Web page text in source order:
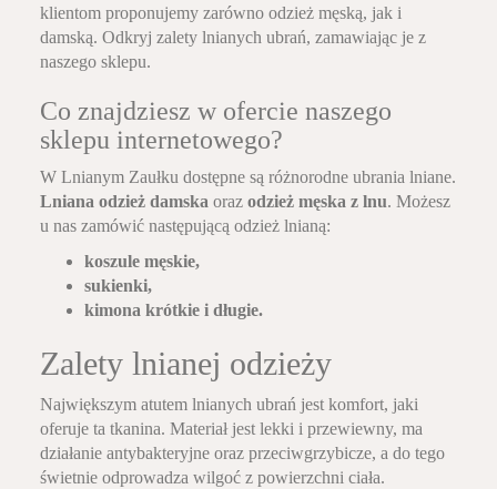
klientom proponujemy zarówno odzież męską, jak i
damską. Odkryj zalety lnianych ubrań, zamawiając je z
naszego sklepu.
Co znajdziesz w ofercie naszego
sklepu internetowego?
W Lnianym Zaułku dostępne są różnorodne ubrania lniane.
Lniana odzież damska oraz odzież męska z lnu. Możesz
u nas zamówić następującą odzież lnianą:
koszule męskie,
sukienki,
kimona krótkie i długie.
Zalety lnianej odzieży
Największym atutem lnianych ubrań jest komfort, jaki
oferuje ta tkanina. Materiał jest lekki i przewiewny, ma
działanie antybakteryjne oraz przeciwgrzybicze, a do tego
świetnie odprowadza wilgoć z powierzchni ciała.